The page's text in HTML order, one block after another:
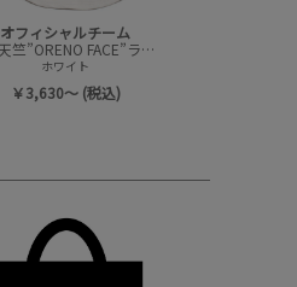
オフィシャルチーム
冷感天竺”ORENO FACE”ラウンドTシャツ
ホワイト
￥3,630～ (税込)